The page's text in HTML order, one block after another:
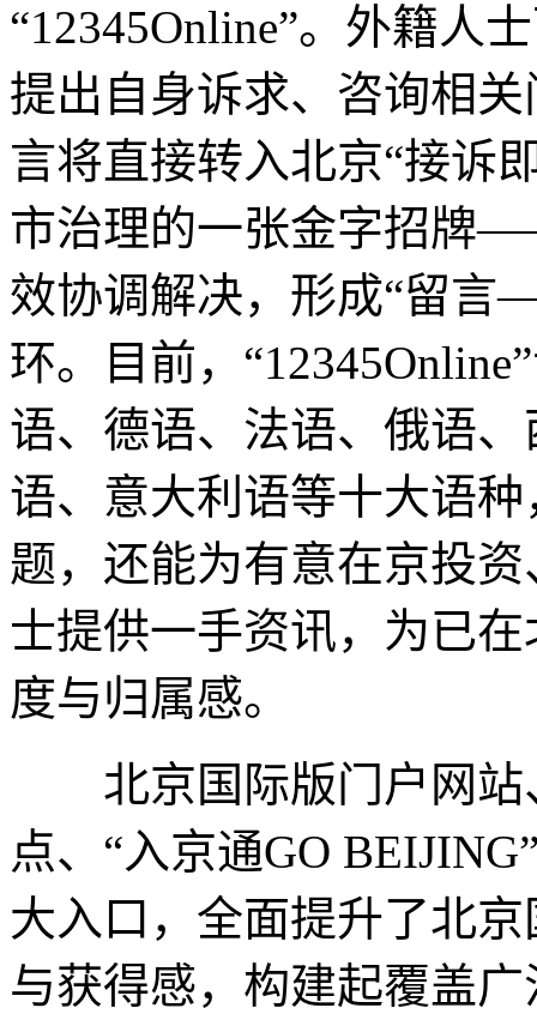
“12345Online”。外籍人
提出自身诉求、咨询相
言将直接转入北京“接
市治理的一张金字招牌
效协调解决，形成“留
环。目前，
语、德语、法语、俄语
语、意大利语等十大语
题，还能为有意在京投
士提供一手资讯，为已
度与归属感。
北京国际版门户网站
点、“入京通GO
大入口，全面提升了北
与获得感，构建起覆盖